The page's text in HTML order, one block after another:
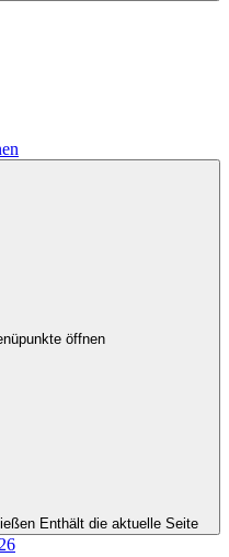
öffnen
Enthält die aktuelle Seite